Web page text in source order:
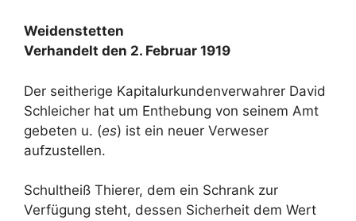
Weidenstetten
Verhandelt den 2. Februar 1919
Der seitherige Kapitalurkundenverwahrer David
Schleicher hat um Enthebung von seinem Amt
gebeten u. (es) ist ein neuer Verweser
aufzustellen.
Schultheiß Thierer, dem ein Schrank zur
Verfügung steht, dessen Sicherheit dem Wert